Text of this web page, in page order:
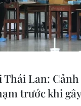
Thái Lan:
trước khi